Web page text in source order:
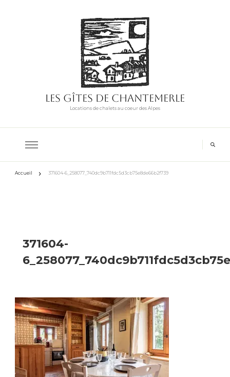
Les Gîtes de Chantemerle
Locations de chalets au coeur des Alpes
Accueil 371604-6_258077_740dc9b711fdc5d3cb75e8de66b2f739
371604-